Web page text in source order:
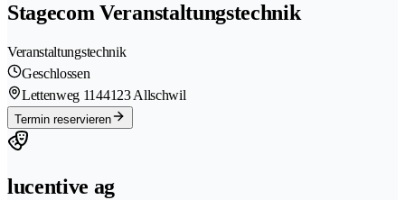
Stagecom Veranstaltungstechnik
Veranstaltungstechnik
Geschlossen
Lettenweg 1144123 Allschwil
Termin reservieren
lucentive ag